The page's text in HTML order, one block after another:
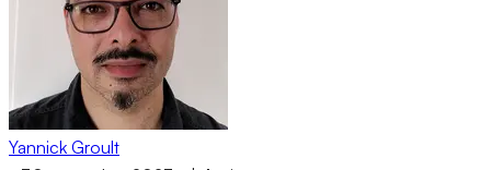
Yannick Groult